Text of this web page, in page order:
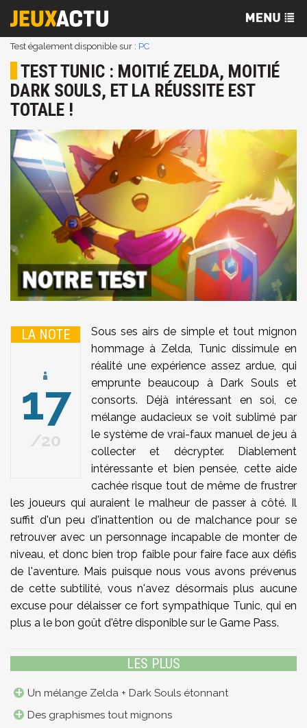
Test également disponible sur : PC
TEST TUNIC : MOITIÉ ZELDA, MOITIÉ
DARK SOULS, ET LA RÉUSSITE EST
TOTALE !
LA NOTE
17
20
Sous ses airs de simple et tout mignon
hommage à Zelda, Tunic dissimule en
réalité une expérience assez ardue, qui
emprunte beaucoup à Dark Souls et
consorts. Déjà intéressant en soi, ce
mélange audacieux se voit sublimé par
le système de vrai-faux manuel de jeu à
collecter et décrypter. Diablement
intéressante et bien pensée, cette aide
cachée risque tout de même de frustrer
les joueurs qui auraient le malheur de passer à côté. Il
suffit d'un peu d'inattention ou de malchance pour se
retrouver avec un personnage incapable de monter de
niveau, et donc bien trop faible pour faire face aux défis
de l'aventure. Mais puisque nous vous avons prévenus
de cette subtilité, vous n'avez désormais plus aucune
excuse pour délaisser ce fort sympathique Tunic, qui en
plus a le bon goût d'être disponible sur le Game Pass.
LES PLUS
Un mélange Zelda + Dark Souls étonnant
Des graphismes tout mignons